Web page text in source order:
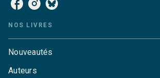
NOS LIVRES
Nouveautés
Auteurs